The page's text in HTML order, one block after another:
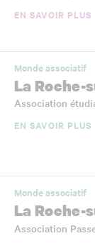
EN SAVOIR PLUS
Monde associatif
La Roche-
Association
EN SAVOIR PLUS
Monde associatif
La Roche-
Association